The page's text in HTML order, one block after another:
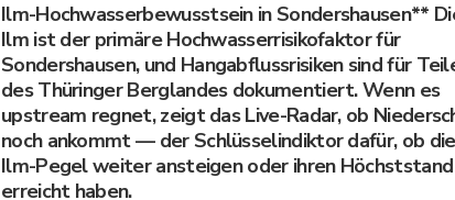
Ilm-Hochwasserbewusstsein in Sondershausen**
Ilm ist der primäre Hochwasserrisikofaktor für
Sondershausen, und Hangabflussrisiken sind für
des Thüringer Berglandes dokumentiert. Wenn es
upstream regnet, zeigt das Live-Radar, ob
noch ankommt — der Schlüsselindiktor dafür, ob die
Ilm-Pegel weiter ansteigen oder ihren Höchststand
erreicht haben.